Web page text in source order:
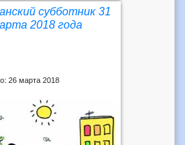
субботник 31
2018 года
26 марта 2018